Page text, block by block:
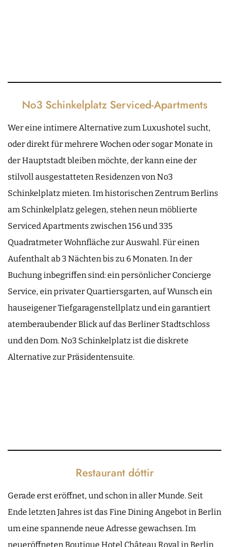
No3 Schinkelplatz Serviced-Apartments
Wer eine intimere Alternative zum Luxushotel sucht,
oder direkt für mehrere Wochen oder sogar Monate in
der Hauptstadt bleiben möchte, der kann eine der
stilvoll ausgestatteten Residenzen von No3
Schinkelplatz mieten. Im historischen Zentrum Berlins
am Schinkelplatz gelegen, stehen neun möblierte
Serviced Apartments zwischen 156 und 335
Quadratmeter Wohnfläche zur Auswahl. Für einen
Aufenthalt ab 3 Nächten bis zu 6 Monaten. In der
Buchung inbegriffen sind: ein persönlicher Concierge
Service, ein privater Quartiersgarten, auf Wunsch ein
hauseigener Tiefgaragenstellplatz und ein garantiert
atemberaubender Blick auf das Berliner Stadtschloss
und den Dom. No3 Schinkelplatz ist die diskrete
Alternative zur Präsidentensuite.
Restaurant dóttir
Gerade erst eröffnet, und schon in aller Munde. Seit
Ende letzten Jahres ist das Fine Dining Angebot in Berlin
um eine spannende neue Adresse gewachsen. Im
neueröffneten Boutique Hotel Château Royal in Berlin